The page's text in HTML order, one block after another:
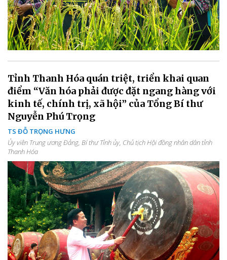
Tỉnh Thanh Hóa quán triệt, triển khai quan
điểm “Văn hóa phải được đặt ngang hàng với
kinh tế, chính trị, xã hội” của Tổng Bí thư
Nguyễn Phú Trọng
TS ĐỖ TRỌNG HƯNG
Ủy viên Trung ương Đảng, Bí thư Tỉnh ủy, Chủ tịch Hội đồng nhân dân tỉnh
Thanh Hóa